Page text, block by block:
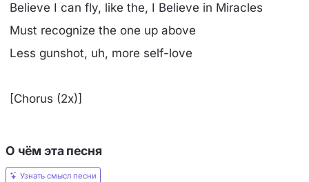
Believe I can fly, like the, I Believe in Miracles
Must recognize the one up above
Less gunshot, uh, more self-love
[Chorus (2x)]
О чём эта песня
Узнать смысл песни